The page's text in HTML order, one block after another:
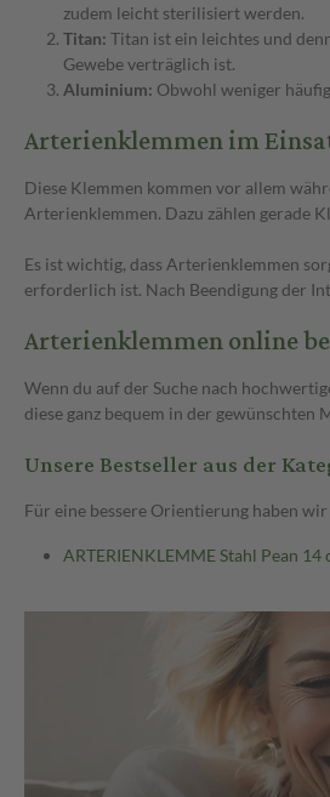
zudem leicht sterilisiert werden.
Titan: Titan ist ein leichtes und
Gewebe verträglich ist.
Aluminium: Obwohl weniger
Arterienklemmen im
Diese Klemmen kommen vor allem
Arterienklemmen. Dazu zählen gerade
Es ist wichtig, dass Arterienklemmen
erforderlich ist. Nach Beendigung der
Arterienklemmen online
Wenn du auf der Suche nach
diese ganz bequem in der gewünschten
Unsere Bestseller aus der
Für eine bessere Orientierung haben
ARTERIENKLEMME Stahl Pean 14